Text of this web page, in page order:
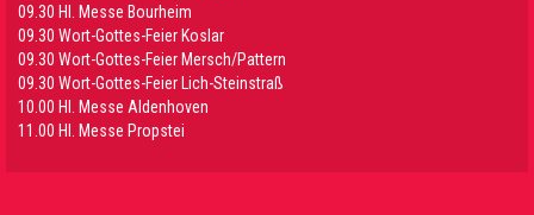
09.30 HI. Messe Bourheim
09.30 Wort-Gottes-Feier Koslar
09.30 Wort-Gottes-Feier Mersch/Pattern
09.30 Wort-Gottes-Feier Lich-Steinstraß
10.00 Hl. Messe Aldenhoven
11.00 Hl. Messe Propstei